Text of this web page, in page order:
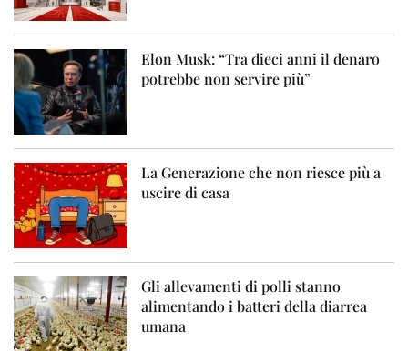
Elon Musk: “Tra dieci anni il denaro
potrebbe non servire più”
La Generazione che non riesce più a
uscire di casa
Gli allevamenti di polli stanno
alimentando i batteri della diarrea
umana